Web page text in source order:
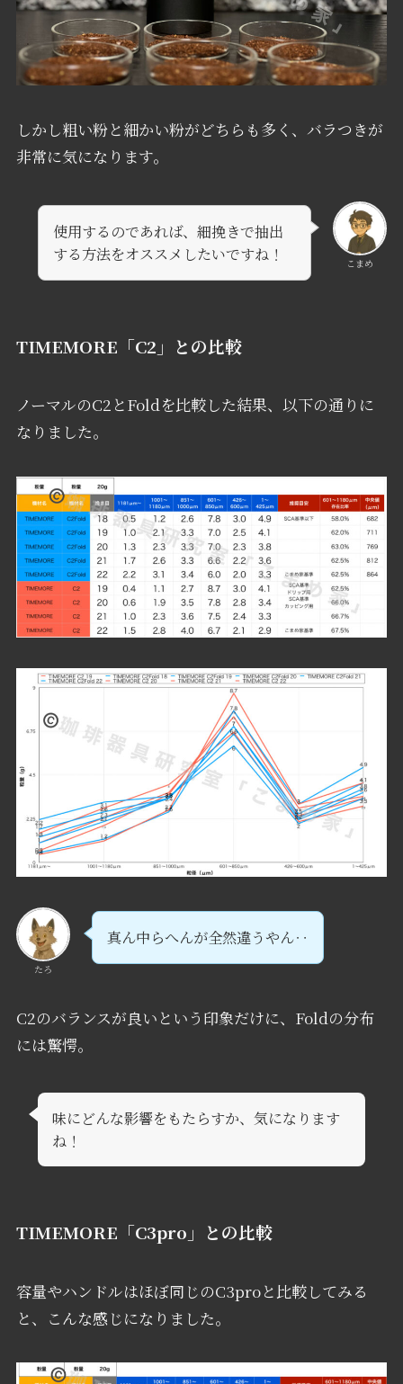
しかし粗い粉と細かい粉がどちらも多く、バラつきが
非常に気になります。
こまめ
使用するのであれば、細挽きで抽出
する方法をオススメしたいですね！
TIMEMORE「C2」との比較
ノーマルのC2とFoldを比較した結果、以下の通りに
なりました。
たろ
真ん中らへんが全然違うやん‥
C2のバランスが良いという印象だけに、Foldの分布
には驚愕。
味にどんな影響をもたらすか、気になります
ね！
TIMEMORE「C3pro」との比較
容量やハンドルはほぼ同じのC3proと比較してみる
と、こんな感じになりました。